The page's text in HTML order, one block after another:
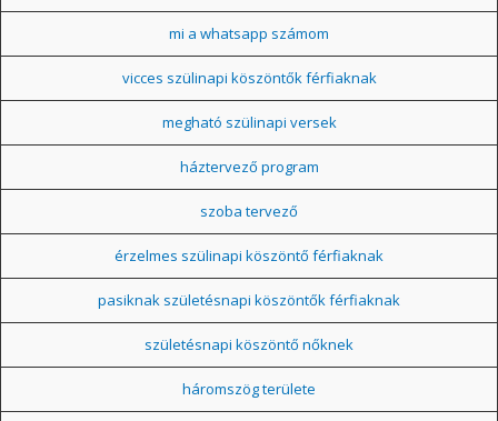
mi a whatsapp számom
vicces szülinapi köszöntők férfiaknak
megható szülinapi versek
háztervező program
szoba tervező
érzelmes szülinapi köszöntő férfiaknak
pasiknak születésnapi köszöntők férfiaknak
születésnapi köszöntő nőknek
háromszög területe